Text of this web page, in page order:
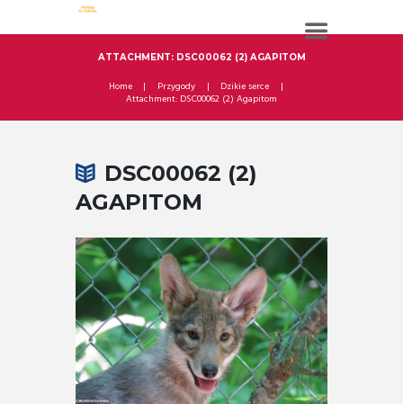
ATTACHMENT: DSC00062 (2) AGAPITOM
Home Przygody
Dzikie serce
Attachment: DSC00062 (2) Agapitom
DSC00062 (2)
AGAPITOM